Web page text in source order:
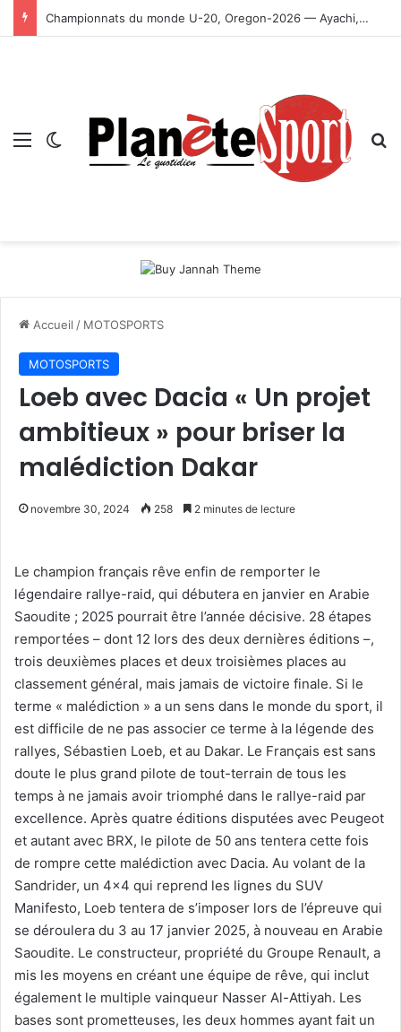
Championnats du monde U-20, Oregon-2026 — Ayachi, Dissa, Touahria et Ghezali en finale
Menu Switch skin
Accueil / MOTOSPORTS
MOTOSPORTS
Loeb avec Dacia « Un projet
ambitieux » pour briser la
malédiction Dakar
novembre 30, 2024 258 2 minutes de lecture
Le champion français rêve enfin de remporter le
légendaire rallye-raid, qui débutera en janvier en Arabie
Saoudite ; 2025 pourrait être l’année décisive. 28 étapes
remportées – dont 12 lors des deux dernières éditions –,
trois deuxièmes places et deux troisièmes places au
classement général, mais jamais de victoire finale. Si le
terme « malédiction » a un sens dans le monde du sport, il
est difficile de ne pas associer ce terme à la légende des
rallyes, Sébastien Loeb, et au Dakar. Le Français est sans
doute le plus grand pilote de tout-terrain de tous les
temps à ne jamais avoir triomphé dans le rallye-raid par
excellence. Après quatre éditions disputées avec Peugeot
et autant avec BRX, le pilote de 50 ans tentera cette fois
de rompre cette malédiction avec Dacia. Au volant de la
Sandrider, un 4×4 qui reprend les lignes du SUV
Manifesto, Loeb tentera de s’imposer lors de l’épreuve qui
se déroulera du 3 au 17 janvier 2025, à nouveau en Arabie
Saoudite. Le constructeur, propriété du Groupe Renault, a
mis les moyens en créant une équipe de rêve, qui inclut
également le multiple vainqueur Nasser Al-Attiyah. Les
bases sont prometteuses, les deux hommes ayant fait un